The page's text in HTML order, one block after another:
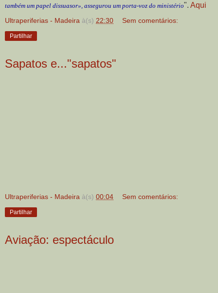
também um papel dissuasor», assegurou um porta-voz do ministério". Aqui
Ultraperiferias - Madeira à(s) 22:30 Sem comentários:
Partilhar
Sapatos e..."sapatos"
Ultraperiferias - Madeira à(s) 00:04 Sem comentários:
Partilhar
Aviação: espectáculo